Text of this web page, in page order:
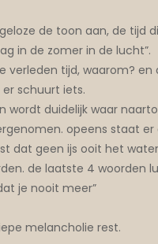
de toon aan, de tijd
in de zomer in de lucht”.
tijd, waarom?
er schuurt iets.
duidelijk waar
opeens staat er
dat geen ijs ooit het
de laatste 4 woorden
je nooit meer”
melancholie rest.